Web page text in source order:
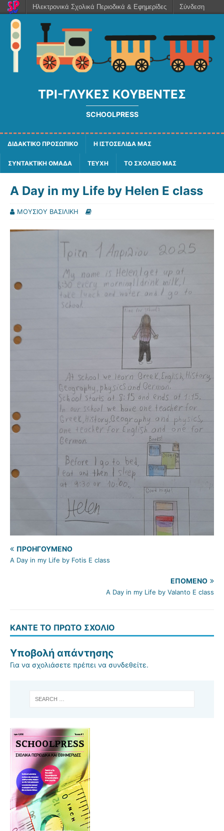
ΤΡΙ-ΓΛΥΚΈΣ ΚΟΥΒΈΝΤΕΣ
SCHOOLPRESS
ΔΙΔΑΚΤΙΚΟ ΠΡΟΣΩΠΙΚΟ Η ΙΣΤΟΣΕΛΙΔΑ ΜΑΣ
ΣΥΝΤΑΚΤΙΚΗ ΟΜΑΔΑ ΤΕΥΧΗ ΤΟ ΣΧΟΛΕΙΟ ΜΑΣ
A Day in my Life by Helen E class
ΜΟΥΣΙΟΥ ΒΑΣΙΛΙΚΗ
ΠΡΟΗΓΟΎΜΕΝΟ
A Day in my Life by Fotis E class
ΕΠΌΜΕΝΟ
A Day in my Life by Valanto E class
ΚΆΝΤΕ ΤΟ ΠΡΏΤΟ ΣΧΌΛΙΟ
Υποβολή απάντησης
Για να σχολιάσετε πρέπει να συνδεθείτε.
Ηλεκτρονικά Σχολικά Περιοδικά & Εφημερίδες Σύνδεση